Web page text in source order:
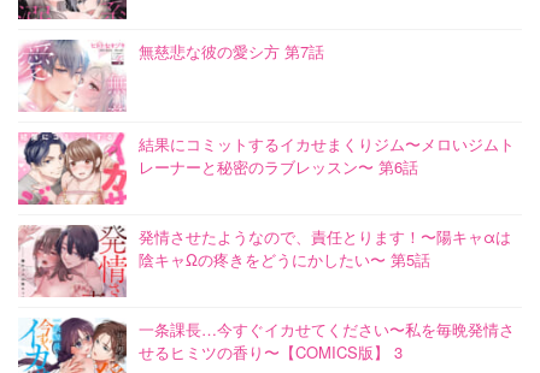
無慈悲な彼の愛シ方 第7話
結果にコミットするイカせまくりジム〜メロいジムト
レーナーと秘密のラブレッスン〜 第6話
発情させたようなので、責任とります！〜陽キャαは
陰キャΩの疼きをどうにかしたい〜 第5話
一条課長…今すぐイカせてください〜私を毎晩発情さ
せるヒミツの香り〜【COMICS版】 3